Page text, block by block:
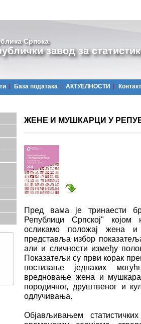
Српска
завод за
Базa података АКТУЕЛНОСТИ Контакт
ЖЕНЕ И МУШКАРЦИ У
Пред вама је тринаести
Републици Српској" којом
осликамо положај жена и
представља избор
али и сличности између
Показатељи су први корак
постизање једнаких
вредновање жена и
породичног, друштвеног и
одлучивања.
Објављивањем